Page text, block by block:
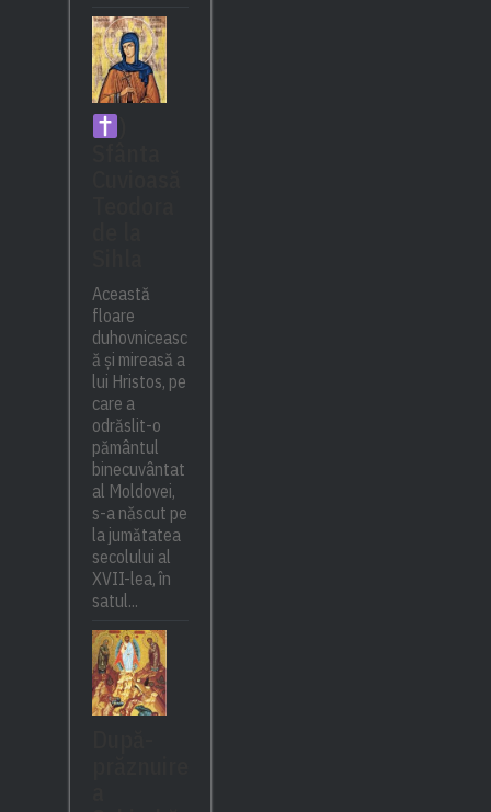
Această
floare
duhovniceasc
ă și mireasă a
lui Hristos, pe
care a
odrăslit-o
pământul
binecuvântat
al Moldovei,
s-a născut pe
la jumătatea
secolului al
XVII-lea, în
satul...